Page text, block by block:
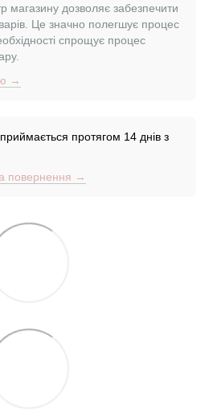
магазину дозволяє забезпечити
Це значно полегшує процес
спрощує процес
→
протягом 14 днів з
повернення →